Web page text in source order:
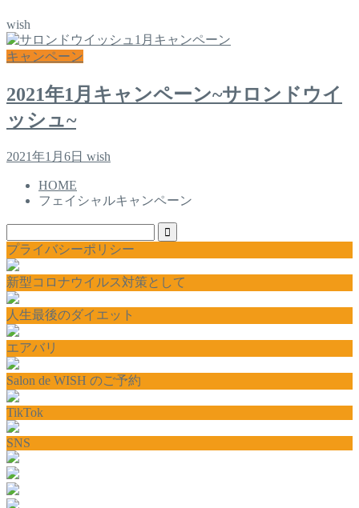
wish
キャンペーン
2021年1月キャンペーン~サロンドウイ
ッシュ~
2021年1月6日 wish
HOME
フェイシャルキャンペーン
プライバシーポリシー
新型コロナウイルス対策として
人生最後のダイエット
エアバリ
Salon de WISH のご予約
TikTok
SNS